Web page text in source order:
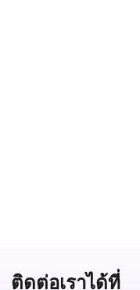
ติดต่อเราได้ที่